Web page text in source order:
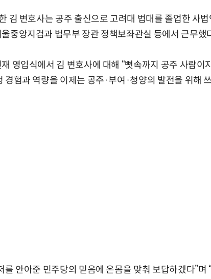
김 변호사는 공주 출신으로 고려대 법대를 졸업한 사
중앙지검과 법무부 장관 정책보좌관실 등에서 근무했
영입식에서 김 변호사에 대해 “뼛속까지 공주 사람이
경험과 역량을 이제는 공주·부여·청양의 발전을 위해
를 안아준 민주당의 믿음에 온몸을 맞춰 보답하겠다”며